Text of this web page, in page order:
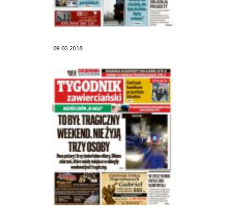
09.03.2018